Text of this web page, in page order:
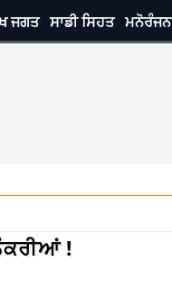
ਜਗਤ ਸਾਡੀ ਸਿਹਤ ਮਨੋਰੰਜਨ
!